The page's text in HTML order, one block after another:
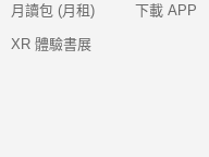
月讀包 (月租)
XR 體驗書展
下載 APP